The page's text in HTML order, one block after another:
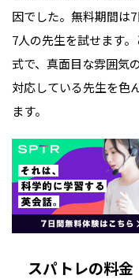
因でした。無料期間は
7人の先生を試せます
式で、真面目な雰囲気
対応している先生を色
ます。
スパトレの料金